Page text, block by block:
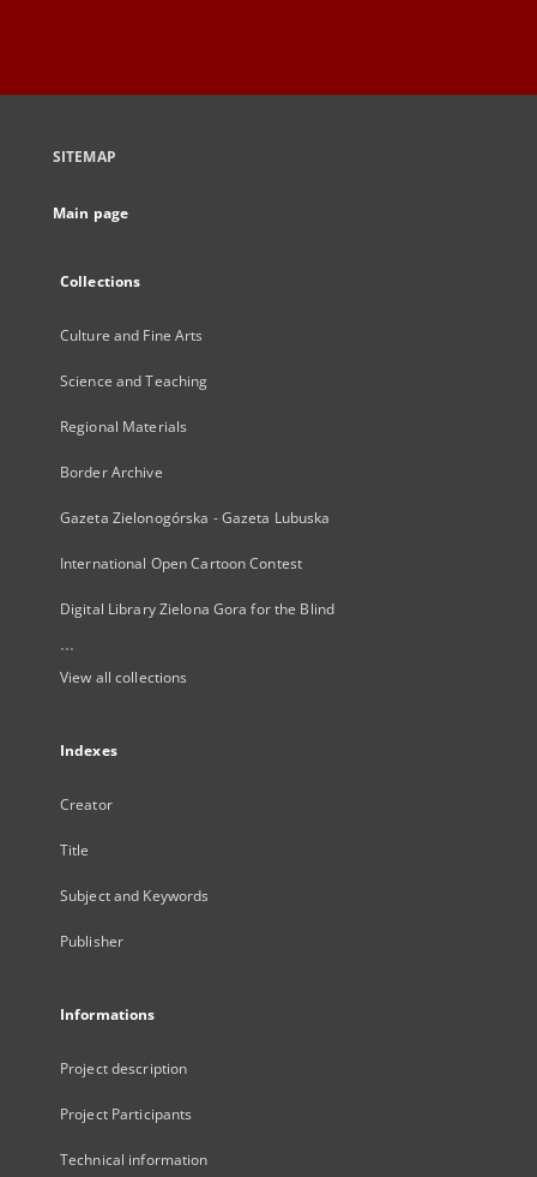
SITEMAP
Main page
Collections
Culture and Fine Arts
Science and Teaching
Regional Materials
Border Archive
Gazeta Zielonogórska - Gazeta Lubuska
International Open Cartoon Contest
Digital Library Zielona Gora for the Blind
...
View all collections
Indexes
Creator
Title
Subject and Keywords
Publisher
Informations
Project description
Project Participants
Technical information